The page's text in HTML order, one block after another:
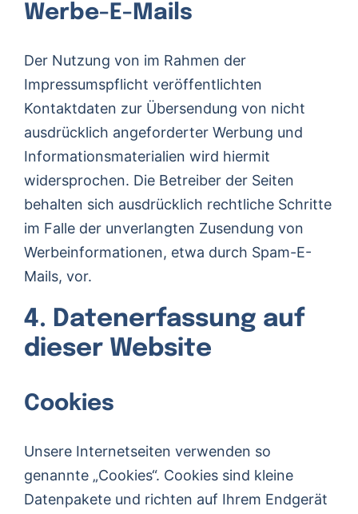
Werbe-E-Mails
Der Nutzung von im Rahmen der
Impressumspflicht veröffentlichten
Kontaktdaten zur Übersendung von nicht
ausdrücklich angeforderter Werbung und
Informationsmaterialien wird hiermit
widersprochen. Die Betreiber der Seiten
behalten sich ausdrücklich rechtliche Schritte
im Falle der unverlangten Zusendung von
Werbeinformationen, etwa durch Spam-E-
Mails, vor.
4. Datenerfassung auf
dieser Website
Cookies
Unsere Internetseiten verwenden so
genannte „Cookies“. Cookies sind kleine
Datenpakete und richten auf Ihrem Endgerät